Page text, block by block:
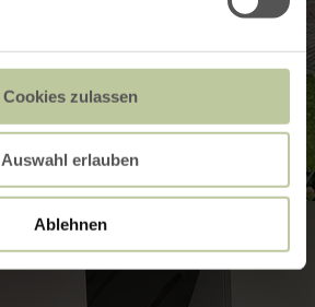
Cookies zulassen
Auswahl erlauben
Ablehnen